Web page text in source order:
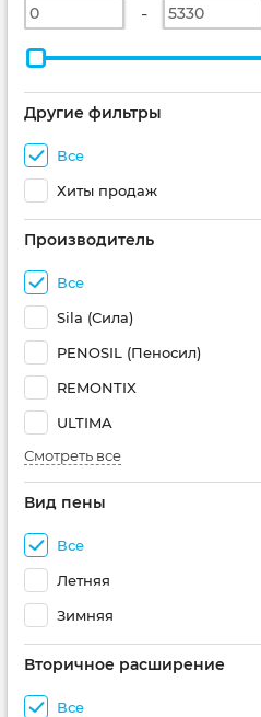
-
Другие фильтры
Все
Хиты продаж
Производитель
Все
Sila (Сила)
PENOSIL (Пеносил)
REMONTIX
ULTIMA
Смотреть все
Вид пены
Все
Летняя
Зимняя
Вторичное расширение
Все